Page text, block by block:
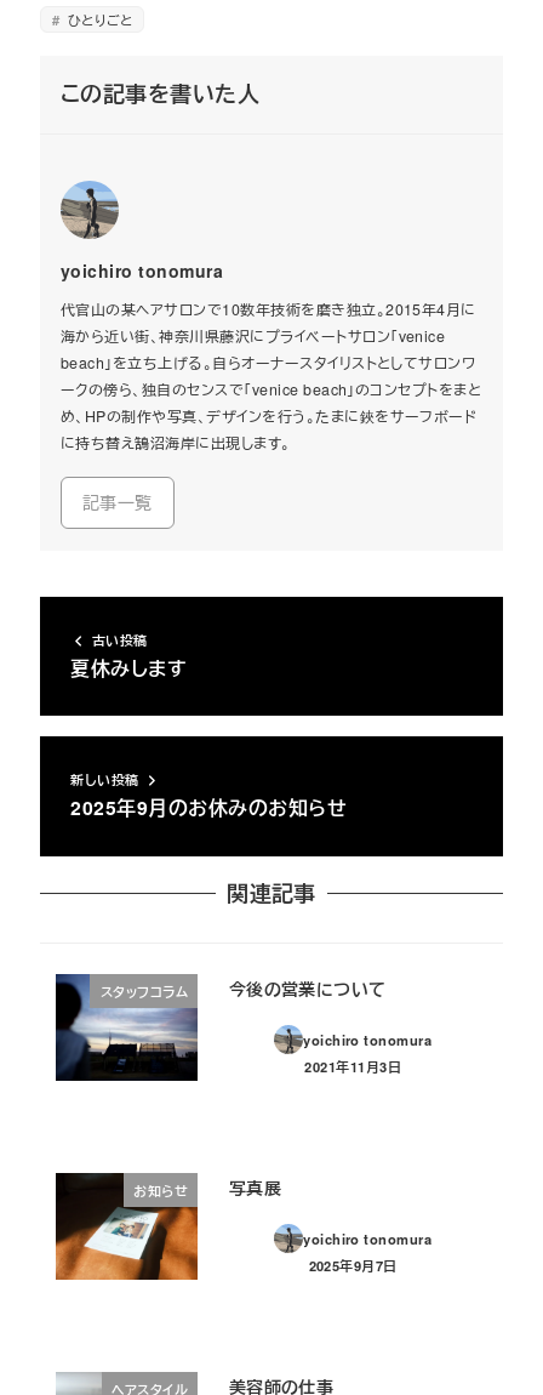
ひとりごと
この記事を書いた人
yoichiro tonomura
代官山の某ヘアサロンで10数年技術を磨き独立。2015年4月に
海から近い街、神奈川県藤沢にプライベートサロン「venice
beach」を立ち上げる。自らオーナースタイリストとしてサロンワ
ークの傍ら、独自のセンスで「venice beach」のコンセプトをまと
め、HPの制作や写真、デザインを行う。たまに鋏をサーフボード
に持ち替え鵠沼海岸に出現します。
記事一覧
古い投稿
夏休みします
新しい投稿
2025年9月のお休みのお知らせ
関連記事
スタッフコラム 今後の営業について
yoichiro tonomura
投稿日
2021年11月3日
お知らせ 写真展
yoichiro tonomura
投稿日
2025年9月7日
ヘアスタイル 美容師の仕事